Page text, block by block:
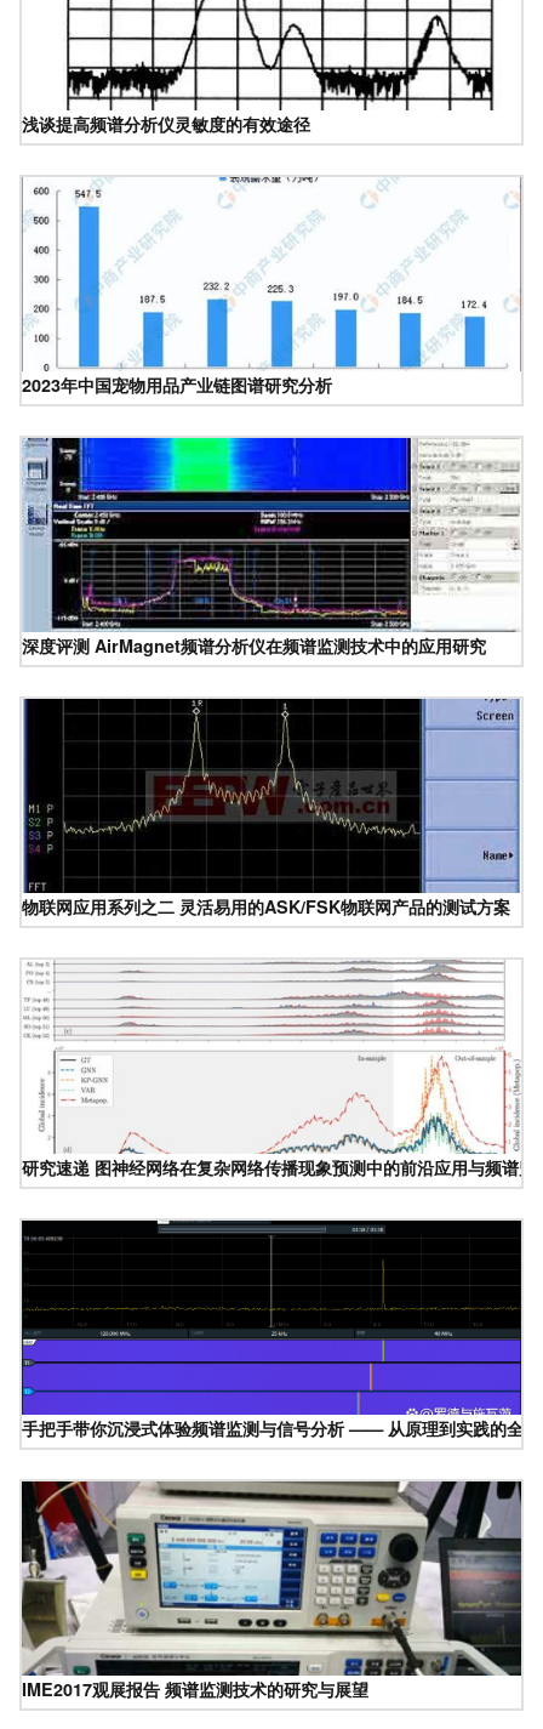
浅谈提高频谱分析仪灵敏度的有效途径
2023年中国宠物用品产业链图谱研究分析
深度评测 AirMagnet频谱分析仪在频谱监测技术中的应用研究
物联网应用系列之二 灵活易用的ASK/FSK物联网产品的测试方案
研究速递 图神经网络在复杂网络传播现象预测中的前沿应用与频谱监
手把手带你沉浸式体验频谱监测与信号分析 —— 从原理到实践的全
IME2017观展报告 频谱监测技术的研究与展望